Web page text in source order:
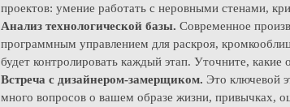
проектов: умение работать с неровными стенами,
Анализ технологической базы. Современное
программным управлением для раскроя,
будет контролировать каждый этап. Уточните,
Встреча с дизайнером-замерщиком. Это ключевой
много вопросов о вашем образе жизни, привычках,